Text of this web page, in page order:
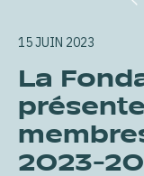
15 JUIN 2023
La
2023-